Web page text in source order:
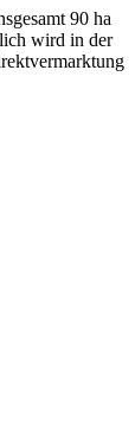
90 ha
wird in der